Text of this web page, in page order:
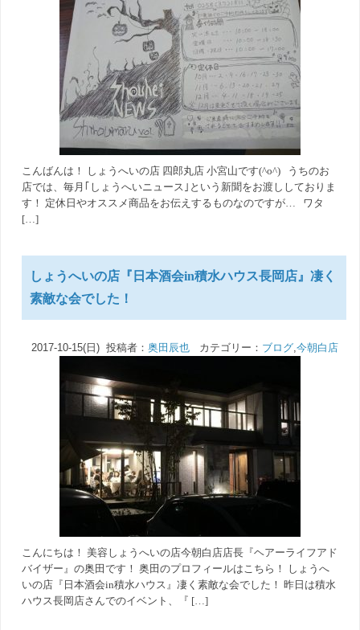
こんばんは！ しょうへいの店 四郎丸店 小宮山です(^o^) うちのお
店では、毎月｢しょうへいニュース｣という新聞をお渡ししておりま
す！ 定休日やオススメ商品をお伝えするものなのですが… ワタ
[…]
しょうへいの店『日本酒会in積水ハウス長岡店』凄く
素敵な会でした！
2017-10-15(日) 投稿者： 奥田辰也カテゴリー： ブログ,今朝白店
こんにちは！ 美容しょうへいの店今朝白店店長『ヘアーライフアド
バイザー』の奥田です！ 奥田のプロフィールはこちら！ しょうへ
いの店『日本酒会in積水ハウス』凄く素敵な会でした！ 昨日は積水
ハウス長岡店さんでのイベント、『 […]